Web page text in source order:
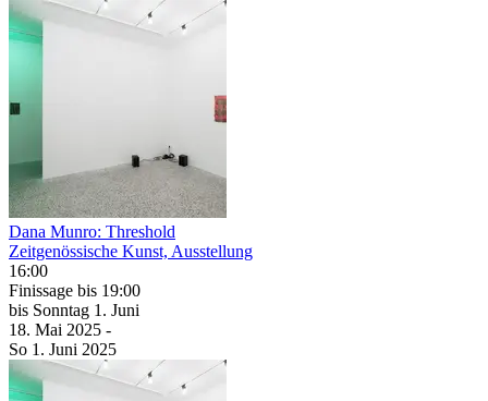
Dana Munro: Threshold
Zeitgenössische Kunst, Ausstellung
16:00
Finissage bis 19:00
bis Sonntag 1. Juni
18. Mai 2025 -
So 1. Juni 2025